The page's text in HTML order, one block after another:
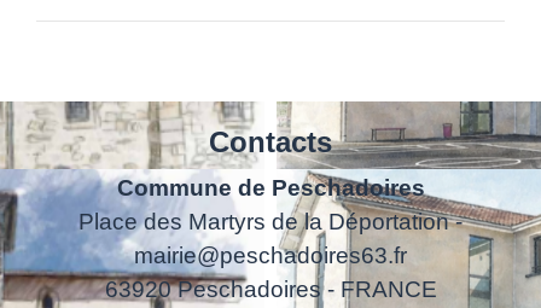
Contacts
Commune de Peschadoires
Place des Martyrs de la Déportation -
mairie@peschadoires63.fr
63920 Peschadoires - FRANCE